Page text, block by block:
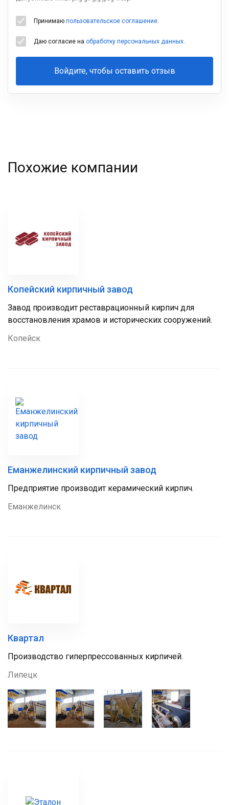
Принимаю пользовательское соглашение.
Даю согласие на обработку персональных данных.
Войдите, чтобы оставить отзыв
Ваша
Похожие компании
Копейский кирпичный завод
Завод производит реставрационный кирпич для
восстановления храмов и исторических сооружений.
Копейск
Еманжелинский кирпичный завод
Предприятие производит керамический кирпич.
Еманжелинск
Квартал
Производство гиперпрессованных кирпичей.
Липецк